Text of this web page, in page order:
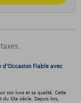
d'Occasion Fiable avec
son luxe et sa qualité. Cette
XXe siècle. Depuis lors,